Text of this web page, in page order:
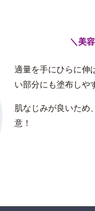
＼美
適量を手にひらに伸
い部分にも塗布しや
肌なじみが良いため
意！